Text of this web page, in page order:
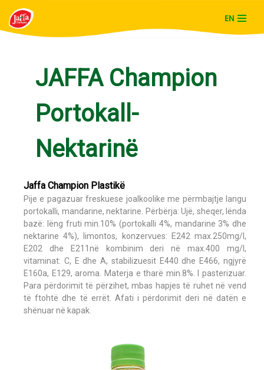
Skip
EN
JAFFA Champion
Portokall-
Nektarinë
Jaffa Champion Plastikë
Pije e pagazuar freskuese joalkoolike me përmbajtje langu
portokalli, mandarine, nektarine. Përbërja: Ujë, sheqer, lënda
bazë: lëng fruti min.10% (portokalli 4%, mandarine 3% dhe
nektarine 4%), limontos, konzervues: E242 max.250mg/l,
E202 dhe E211në kombinim deri në max.400 mg/l,
vitaminat: C, E dhe A, stabilizuesit E440 dhe E466, ngjyrë
E160a, E129, aroma. Materja e tharë min.8%. I pasterizuar.
Para përdorimit të përzihet, mbas hapjes të ruhet në vend
të ftohtë dhe të errët. Afati i përdorimit deri në datën e
shënuar në kapak.